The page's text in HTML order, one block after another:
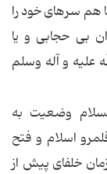
هم سرهای خود را
بی حجابی و یا
علیه و آله وسلم
وضعیت به
اسلام و فتح
خلفای پیش از